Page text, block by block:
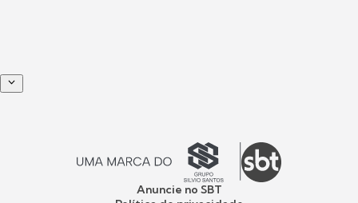
Anuncie no SBT